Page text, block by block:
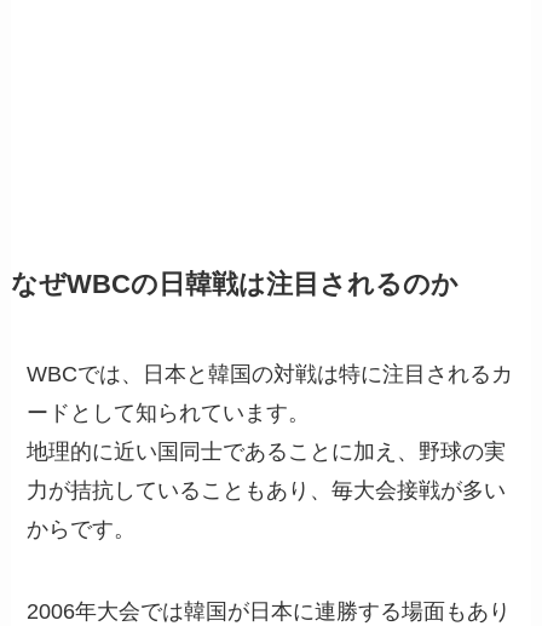
なぜWBCの日韓戦は注目されるのか
WBCでは、日本と韓国の対戦は特に注目されるカ
ードとして知られています。
地理的に近い国同士であることに加え、野球の実
力が拮抗していることもあり、毎大会接戦が多い
からです。
2006年大会では韓国が日本に連勝する場面もあり